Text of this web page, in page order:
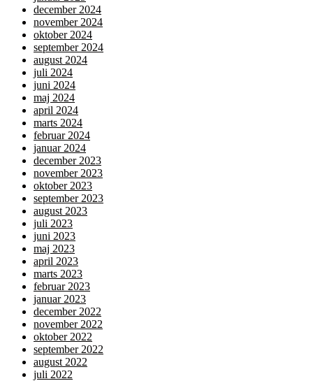
december 2024
november 2024
oktober 2024
september 2024
august 2024
juli 2024
juni 2024
maj 2024
april 2024
marts 2024
februar 2024
januar 2024
december 2023
november 2023
oktober 2023
september 2023
august 2023
juli 2023
juni 2023
maj 2023
april 2023
marts 2023
februar 2023
januar 2023
december 2022
november 2022
oktober 2022
september 2022
august 2022
juli 2022